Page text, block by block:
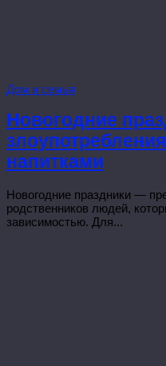
Дом и семья
Новогодние
напитками
Новогодние праздники —
родственников людей,
зависимостью. Для...